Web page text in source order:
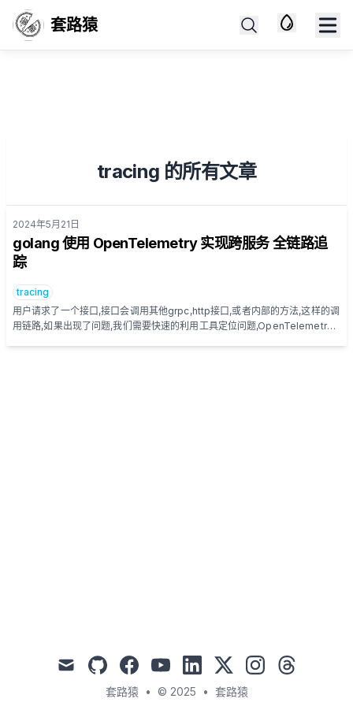
套路猿
tracing 的所有文章
Published on
2024年5月21日
golang 使用 OpenTelemetry 实现跨服务 全链路追
踪
tracing
用户请求了一个接口,接口会调用其他grpc,http接口,或者内部的方法,这样的调
用链路,如果出现了问题,我们需要快速的利用工具定位问题,OpenTelemetry
mail github facebookyoutubelinkedin
x instagramthreads
套路猿 • © 2025 • 套路猿